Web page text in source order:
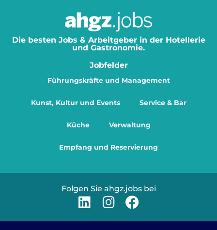
Die besten Jobs & Arbeitgeber in der Hotellerie
und Gastronomie.
Jobfelder
Führungskräfte und Management
Kunst, Kultur und Events Service & Bar
Küche Verwaltung
Empfang und Reservierung
Folgen Sie ahgz.jobs bei